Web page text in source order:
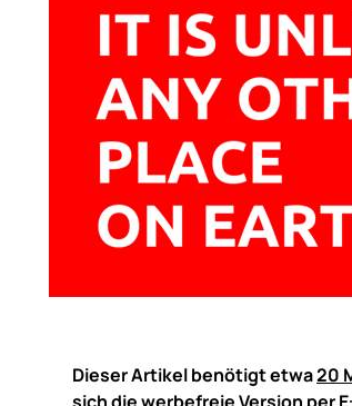
Dieser Artikel benötigt etwa20